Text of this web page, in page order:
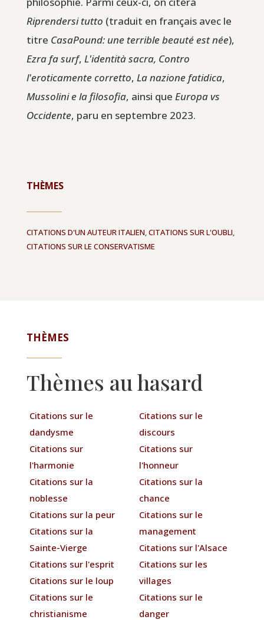
Riprendersi tutto (traduit en français avec le
titre CasaPound: une terrible beauté est née),
Ezra fa surf, L'identità sacra, Contro
l'eroticamente corretto, La nazione fatidica,
Mussolini e la filosofia, ainsi que Europa vs
Occidente, paru en septembre 2023.
THÈMES
CITATIONS D'UN AUTEUR ITALIEN,CITATIONS SUR L'OUBLI,
CITATIONS SUR LE CONSERVATISME
THÈMES
Thèmes au hasard
Citations sur le
dandysme
Citations sur
l'harmonie
Citations sur la
noblesse
Citations sur la peur
Citations sur la
Sainte-Vierge
Citations sur l'esprit
Citations sur le loup
Citations sur le
christianisme
Citations sur le
discours
Citations sur
l'honneur
Citations sur la
chance
Citations sur le
management
Citations sur l'Alsace
Citations sur les
villages
Citations sur le
danger